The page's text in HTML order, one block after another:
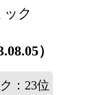
ク
）
：23位